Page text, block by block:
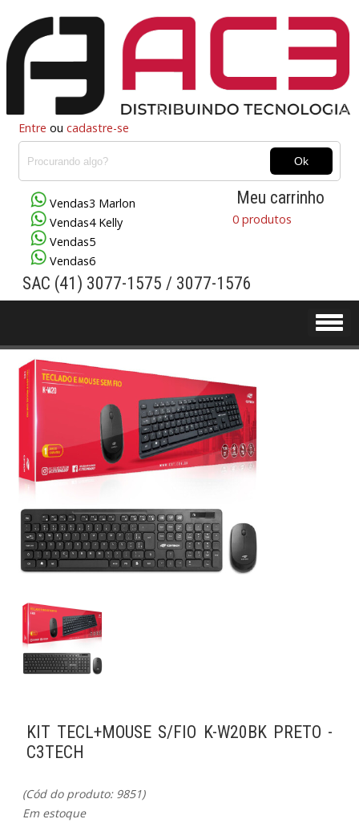
Entre ou cadastre-se
Vendas3 Marlon
Vendas4 Kelly
Vendas5
Vendas6
Meu carrinho
0 produtos
SAC (41) 3077-1575 / 3077-1576
KIT TECL+MOUSE S/FIO K-W20BK PRETO -
C3TECH
(Cód do produto: 9851)
Em estoque